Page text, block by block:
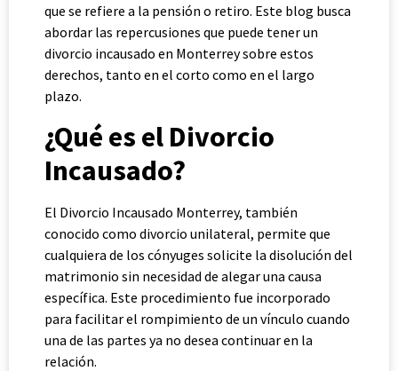
que se refiere a la pensión o retiro. Este blog busca
abordar las repercusiones que puede tener un
divorcio incausado en Monterrey sobre estos
derechos, tanto en el corto como en el largo
plazo.
¿Qué es el Divorcio
Incausado?
El Divorcio Incausado Monterrey, también
conocido como divorcio unilateral, permite que
cualquiera de los cónyuges solicite la disolución del
matrimonio sin necesidad de alegar una causa
específica. Este procedimiento fue incorporado
para facilitar el rompimiento de un vínculo cuando
una de las partes ya no desea continuar en la
relación.